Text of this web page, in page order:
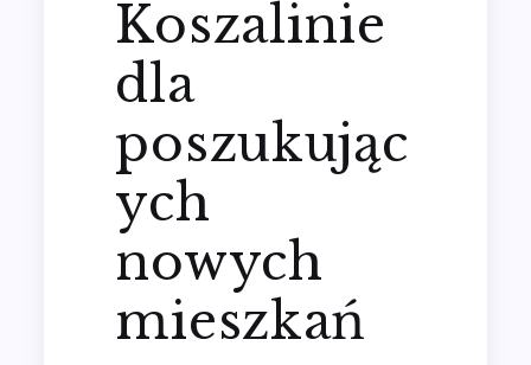
Koszalinie
dla
poszukując
ych
nowych
mieszkań